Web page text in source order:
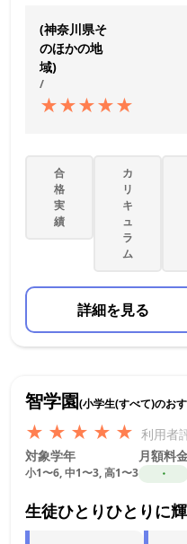
(神奈川県そ
のほかの地
域)
/
★★★★★
合
格
実
績
カ
リ
キ
ュ
ラ
ム
詳細を見る
智学園(小学生(すべて)のお
★ ★ ★ ★ ★ 利用者
対象学年
小1〜6, 中1〜3, 高1〜3
月額料
・
生徒ひとりひとりに輝